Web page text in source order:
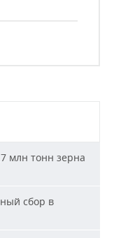
млн тонн зерна
сбор в